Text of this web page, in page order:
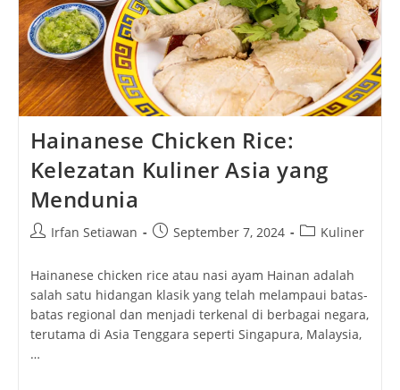
Hainanese Chicken Rice:
Kelezatan Kuliner Asia yang
Mendunia
PostIrfan Setiawan
PostSeptember 7, 2024
PostKuliner
Hainanese chicken rice atau nasi ayam Hainan adalah
salah satu hidangan klasik yang telah melampaui batas-
batas regional dan menjadi terkenal di berbagai negara,
terutama di Asia Tenggara seperti Singapura, Malaysia,
…